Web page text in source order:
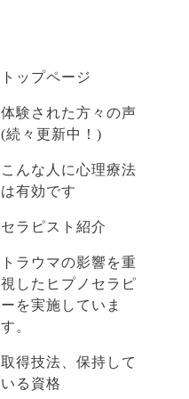
トップページ
体験された方々の声
(続々更新中！)
こんな人に心理療法
は有効です
セラピスト紹介
トラウマの影響を重
視したヒプノセラピ
ーを実施していま
す。
取得技法、保持して
いる資格